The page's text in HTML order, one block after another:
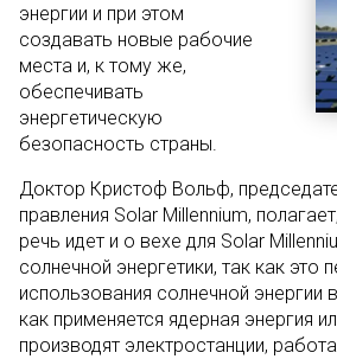
энергии и при этом
создавать новые рабочие
места и, к тому же,
обеспечивать
энергетическую
безопасность страны.
Доктор Кристоф Вольф,
правления Solar Millennium,
речь идет и о вехе для Solar
солнечной энергетики, так как это
использования солнечной энергии
как применяется ядерная энергия
производят электростанции,